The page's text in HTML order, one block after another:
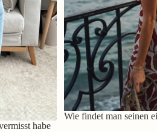
habe
Wie findet man seinen